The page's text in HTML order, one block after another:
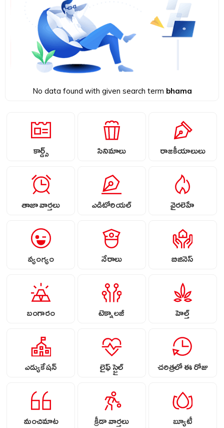
No data found with given search term bhama
కార్డ్స్ సినిమాలు రాజకీయాలులు
తాజా వార్తలు ఎడిటోరియల్ వైరలెహే
వ్యంగ్యం నేరాలు బిజినెస్
బంగారం టెక్నాలజీ హెల్త్
ఎడ్యుకేషన్ లైఫ్ స్టైల్ చరిత్రలో ఈ రోజు
మంచిమాట క్రీడా వార్తలు బ్యూటీ